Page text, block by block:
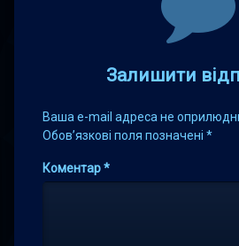
Залишити
Ваша e-mail адреса не
Обов’язкові поля позначені *
Коментар*